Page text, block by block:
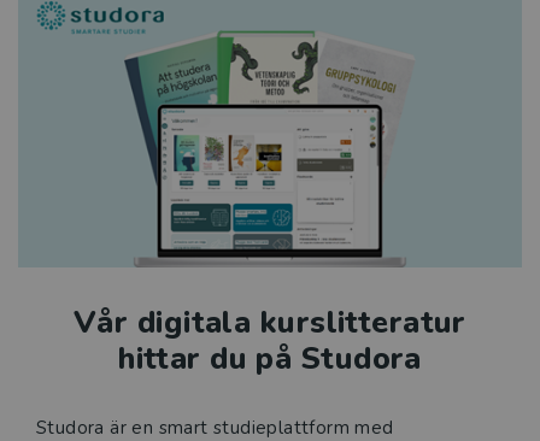
Vår digitala kurslitteratur
hittar du på Studora
Studora är en smart studieplattform med